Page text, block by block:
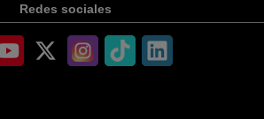
Redes sociales